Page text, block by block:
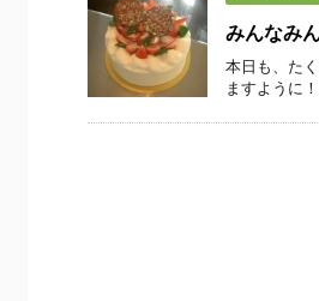
みんなみ
本日も、た
ますように